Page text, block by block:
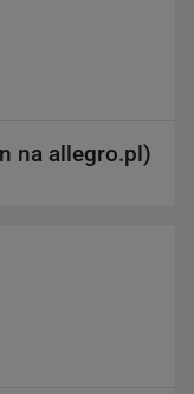
na allegro.pl)